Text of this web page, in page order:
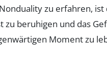
zu erfahren,
zu beruhigen und das
Moment zu